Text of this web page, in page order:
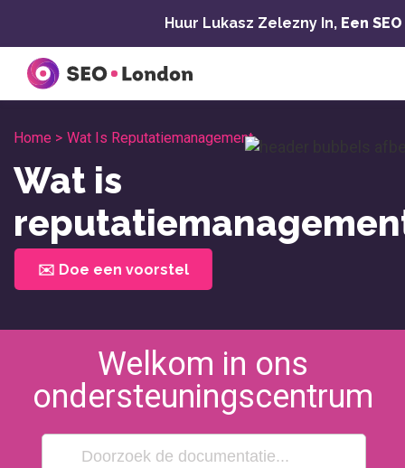
inhoud
Huur Lukasz Zelezny In, Een
Home > Wat Is Reputatiemanagement
Wat is
✉️ Doe een voorstel
Welkom in ons
ondersteuningscentrum